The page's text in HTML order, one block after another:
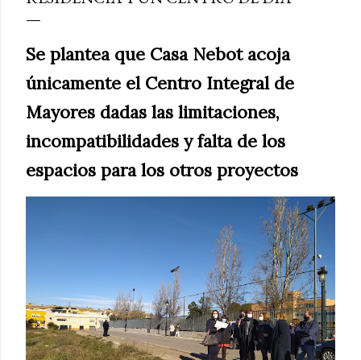
Se plantea que Casa Nebot acoja
únicamente el Centro Integral de
Mayores dadas las limitaciones,
incompatibilidades y falta de los
espacios para los otros proyectos